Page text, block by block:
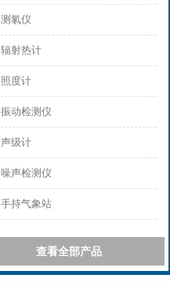
测氡仪
辐射热计
照度计
振动检测仪
声级计
噪声检测仪
手持气象站
查看全部产品